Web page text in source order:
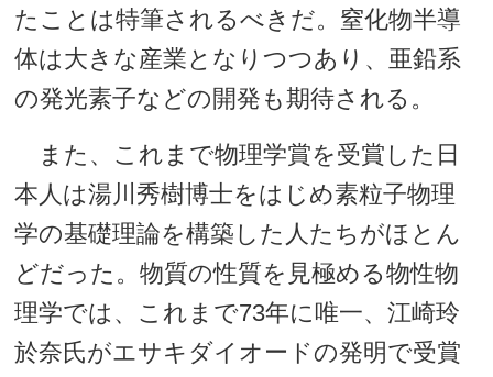
たことは特筆されるべきだ。窒化物半導
体は大きな産業となりつつあり、亜鉛系
の発光素子などの開発も期待される。
また、これまで物理学賞を受賞した日
本人は湯川秀樹博士をはじめ素粒子物理
学の基礎理論を構築した人たちがほとん
どだった。物質の性質を見極める物性物
理学では、これまで73年に唯一、江崎玲
於奈氏がエサキダイオードの発明で受賞